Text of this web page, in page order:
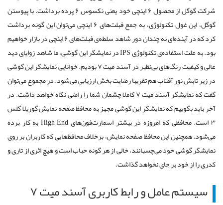
شرکت گوگل از محصول ۶ اینچی خود یعنی نکسوس ۶ پرده برداشت. با پیوستن
گوگل، این غول تکنولوژی، به جمع فبلت‌های ۶ اینچی می‌توان این گونه برداشت
کرد که در آینده‌ای نه چندان دور شاهد سلطه‌ی فبلت‌های ۶ اینچی در بازار خواهیم
بود. به علت استفاده‌ی تکنولوژی IPS در نمایشگر این گوشی، ما شاهد زوایای دید
عالی و کیفیت رنگ‌های بی‌نظیر در آسند میت ۷ بودیم. خوانایی نمایشگر این گوشی
در زیر تابش نور آفتاب هم تقریبا رضایت بخش ارزیابی می‌شود. در مجموع می‌توان
گفت که نمایشگر آسند میت ۷ کاملا چشمان شما را راضی نگاه خواهد داشت. در
آخر باید بگوییم که نمایشگر این گوشی مجهز به محافظ صفحه نمایش گوریلا گلس
۳ است. محافظی که امروزه در بیشتر اسمارت‌فون‌های High End به کار برده
می‌شود. همچنین این محافظ صفحه نمایش، بر‌خلاف محافظ‌هایی که کاربران بر روی
نمایشگر گوشی خود می‌چسبانند، خالی از هر گونه حباب است و هیچ اثری از تاری و
کدری را از خود بر جای نخواهد گذاشت.
سیستم عامل و رابط کاربری آسند میت ۷